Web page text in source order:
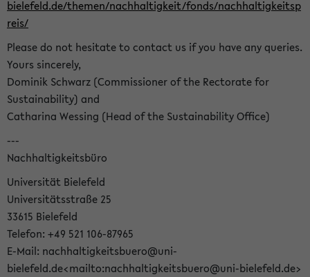
bielefeld.de/themen/nachhaltigkeit/fonds/nachhaltigkeitsp
reis/
Please do not hesitate to contact us if you have any queries.
Yours sincerely,
Dominik Schwarz (Commissioner of the Rectorate for
Sustainability) and
Catharina Wessing (Head of the Sustainability Office)
---
Nachhaltigkeitsbüro
Universität Bielefeld
Universitätsstraße 25
33615 Bielefeld
Telefon: +49 521 106-87965
E-Mail: nachhaltigkeitsbuero@uni-
bielefeld.de<mailto:nachhaltigkeitsbuero@uni-bielefeld.de>